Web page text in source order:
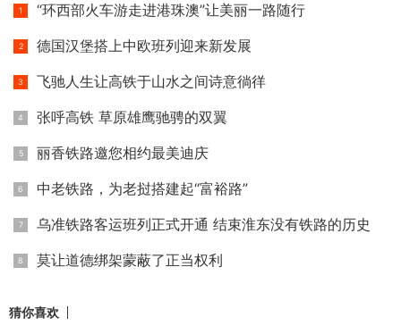
“环西部火车游走进港珠澳”让美丽一路随行
德国汉堡搭上中欧班列迎来新发展
飞驰人生让高铁于山水之间诗意徜徉
张呼高铁 草原雄鹰驰骋的双翼
丽香铁路邀您相约最美迪庆
中老铁路，为老挝搭建起“富裕路”
乌准铁路客运班列正式开通 结束淮东没有铁路的历史
莫让道德绑架蒙蔽了正当权利
猜你喜欢